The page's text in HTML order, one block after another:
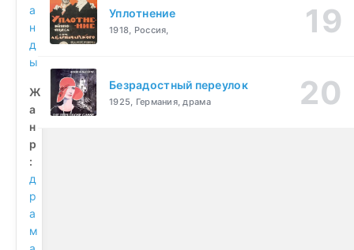
а
н
д
ы
Ж
а
н
р
:
д
р
а
м
Уплотнение
1918, Россия,
Безрадостный переулок
1925, Германия, драма